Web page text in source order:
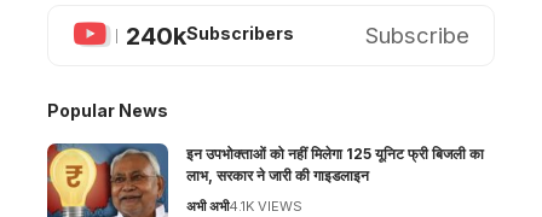
240kSubscribers Subscribe
Popular News
इन उपभोक्ताओं को नहीं मिलेगा 125 यूनिट फ्री बिजली का
लाभ, सरकार ने जारी की गाइडलाइन
अभी अभी4.1K VIEWS